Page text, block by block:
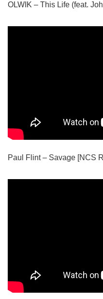
OLWIK – This Life (feat.
Paul Flint – Savage [NCS